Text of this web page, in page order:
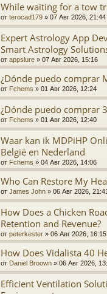
While waiting for a tow
от terocad179 » 07 Авг 2026, 21:44
Expert Astrology App
Smart Astrology
от appslure » 07 Авг 2026, 15:16
¿Dónde puedo comprar
от Fchems » 01 Авг 2026, 12:24
¿Dónde puedo comprar
от Fchems » 01 Авг 2026, 12:40
Waar kan ik MDPiHP
België en Nederland
от Fchems » 04 Авг 2026, 14:06
Who Can Restore My
от James John » 06 Авг 2026, 21:41
How Does a Chicken
Retention and Revenue?
от peterkester » 06 Авг 2026, 16:15
How Does Vidalista 40
от Daniel Broown » 06 Авг 2026,
Efficient Ventilation